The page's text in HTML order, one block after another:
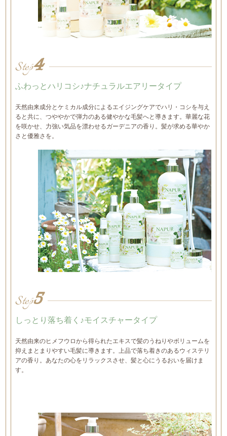
Step4
ふわっとハリコシ♪ナチュラルエアリータイプ
天然由来成分とケミカル成分によるエイジングケアでハリ・コシを与え
ると共に、つややかで弾力のある健やかな毛髪へと導きます。華麗な花
を咲かせ、力強い気品を漂わせるガーデニアの香り。髪が求める華やか
さと優雅さを。
Step5
しっとり落ち着く♪モイスチャータイプ
天然由来のヒメフウロから得られたエキスで髪のうねりやボリュームを
抑えまとまりやすい毛髪に導きます。上品で落ち着きのあるウィステリ
アの香り。あなたの心をリラックスさせ、髪と心にうるおいを届けま
す。